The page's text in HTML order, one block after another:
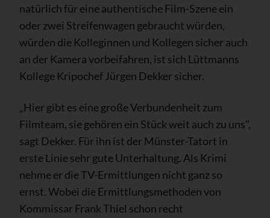
natürlich für eine authentische Film-Szene ein
oder zwei Streifenwagen gebraucht würden,
würden die Kolleginnen und Kollegen sicher auch
an der Kamera vorbeifahren, ist sich Lüttmanns
Kollege Kripochef Jürgen Dekker sicher.
„Hier gibt es eine große Verbundenheit zum
Filmteam, sie gehören ein Stück weit auch zu uns",
sagt Dekker. Für ihn ist der Münster-Tatort in
erste Linie sehr gute Unterhaltung. Als Krimi
nehme er die TV-Ermittlungen nicht ganz so
ernst. Wobei die Ermittlungsmethoden von
Kommissar Frank Thiel schon recht